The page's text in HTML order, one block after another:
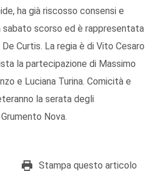
ha già riscosso consensi e
sabato scorso ed è rappresentata
Curtis. La regia è di Vito Cesaro
la partecipazione di Massimo
e Luciana Turina. Comicità e
la serata degli
Nova.
Stampa questo articolo